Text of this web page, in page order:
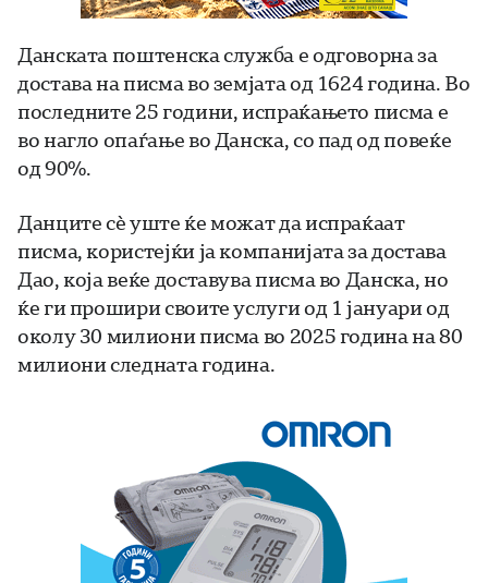
Данската поштенска служба е одговорна за
достава на писма во земјата од 1624 година. Во
последните 25 години, испраќањето писма е
во нагло опаѓање во Данска, со пад од повеќе
од 90%.
Данците сè уште ќе можат да испраќаат
писма, користејќи ја компанијата за достава
Дао, која веќе доставува писма во Данска, но
ќе ги прошири своите услуги од 1 јануари од
околу 30 милиони писма во 2025 година на 80
милиони следната година.